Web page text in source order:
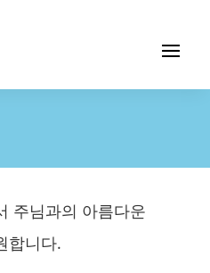
주님과의 아름다운
합니다.